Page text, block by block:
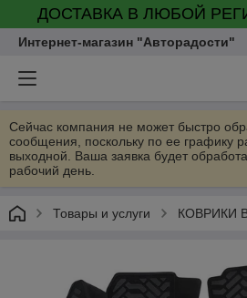
ДОСТАВКА В ЛЮБОЙ
Интернет-магазин "Авторадости"
Сейчас компания не может быстро
сообщения, поскольку по ее графику
выходной. Ваша заявка будет
рабочий день.
Товары и услуги КОВРИКИ